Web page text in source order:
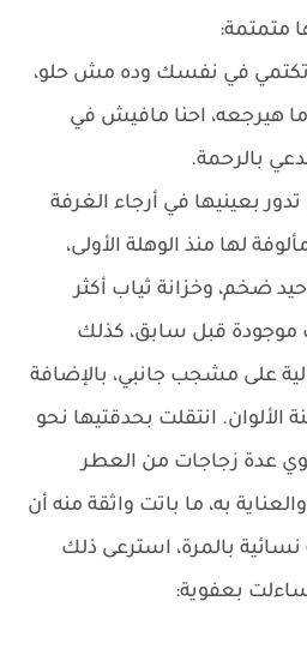
متمتمة:
تكتمي في نفسك وده مش حلو،
ما هيرجعه، احنا مافيش في
بالرحمة.
بعينيها في أرجاء الغرفة
لها منذ الوهلة الأولى،
ضخم، وخزانة ثياب أكثر
موجودة قبل سابق، كذلك
على مشجب جانبي، بالإضافة
انتقلت بحدقتيها نحو
عدة زجاجات من العطر
به، ما باتت واثقة منه أن
بالمرة، استرعى ذلك
بعفوية: